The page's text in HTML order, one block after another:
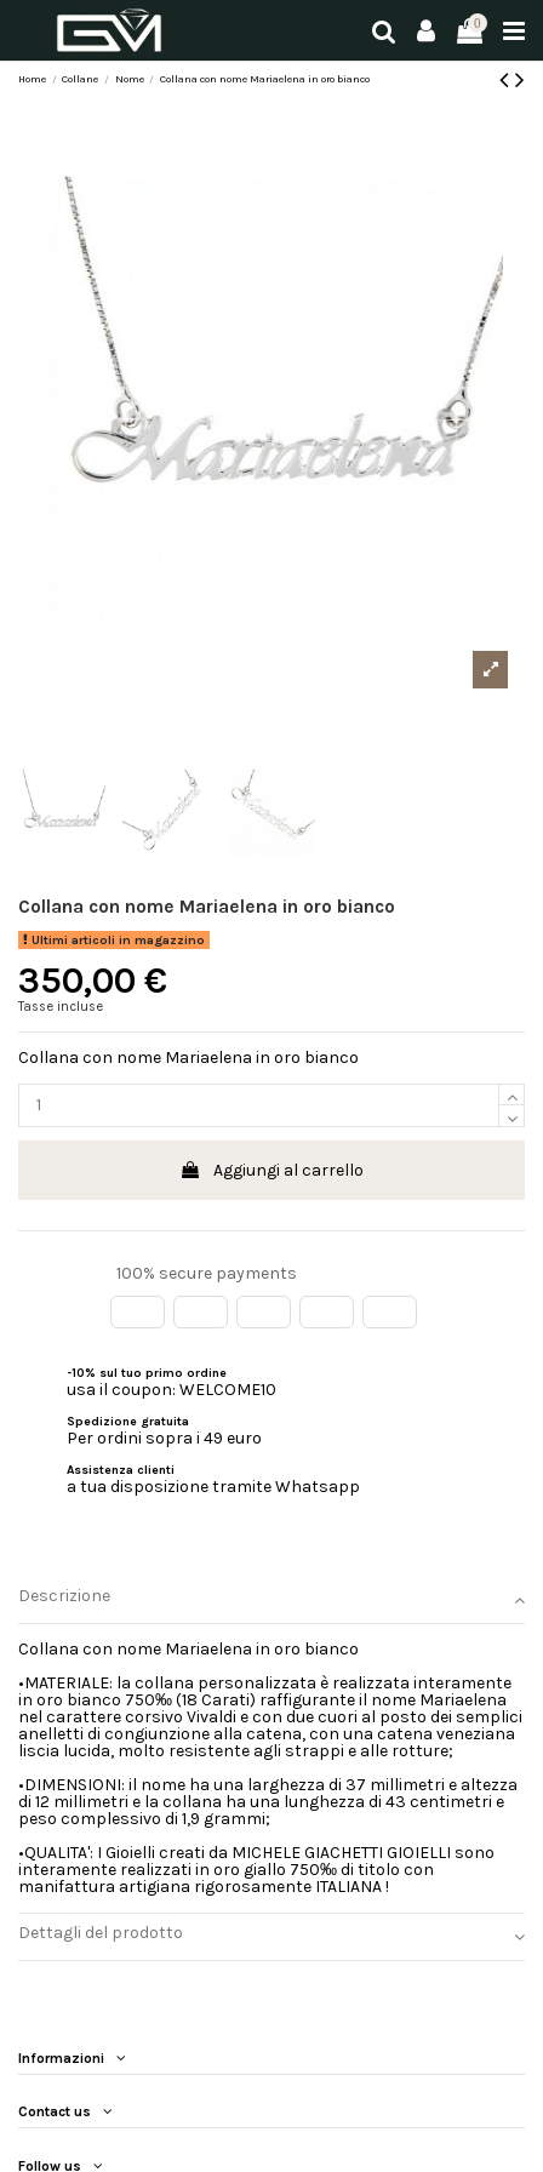
0
Home Collane Nome Collana con nome Mariaelena in oro bianco
Collana con nome Mariaelena in oro bianco
Ultimi articoli in magazzino
350,00 €
Tasse incluse
Collana con nome Mariaelena in oro bianco
Aggiungi al carrello
100% secure payments
-10% sul tuo primo ordine
usa il coupon: WELCOME10
Spedizione gratuita
Per ordini sopra i 49 euro
Assistenza clienti
a tua disposizione tramite Whatsapp
Descrizione
Collana con nome Mariaelena in oro bianco
•MATERIALE: la collana personalizzata è realizzata interamente
in oro bianco 750‰ (18 Carati) raffigurante il nome Mariaelena
nel carattere corsivo Vivaldi e con due cuori al posto dei semplici
anelletti di congiunzione alla catena, con una catena veneziana
liscia lucida, molto resistente agli strappi e alle rotture;
•DIMENSIONI: il nome ha una larghezza di 37 millimetri e altezza
di 12 millimetri e la collana ha una lunghezza di 43 centimetri e
peso complessivo di 1,9 grammi;
•QUALITA': I Gioielli creati da MICHELE GIACHETTI GIOIELLI sono
interamente realizzati in oro giallo 750‰ di titolo con
manifattura artigiana rigorosamente ITALIANA !
Dettagli del prodotto
Informazioni
Contact us
Follow us